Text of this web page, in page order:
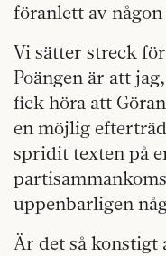
föranlett av
Vi sätter streck
Poängen är att
fick höra att
en möjlig
spridit texten på
uppenbarligen
Är det så konstigt